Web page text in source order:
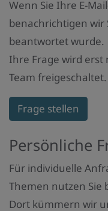
Wenn Sie Ihre E-
benachrichtigen wir
beantwortet wurde.
Ihre Frage wird
Team freigeschaltet.
Frage stellen
Persönliche
Für individuelle
Themen nutzen Sie
Dort kümmern wir